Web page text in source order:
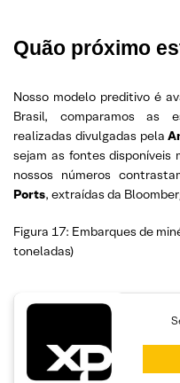
Quão próximo
Nosso modelo preditivo é
Brasil, comparamos as
realizadas divulgadas pela
sejam as fontes disponíveis
nossos números
Ports, extraídas da
Figura 17: Embarques de
toneladas)